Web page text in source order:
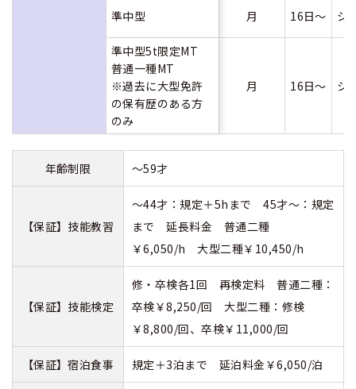
準中型 月 16日～ シ
準中型5t限定MT
普通一種MT
※過去に大型免許
の保有歴のある方
のみ
月 16日～ シ
年齢制限 ～59才
【保証】技能教習
～44才：規定＋5hまで 45才～：規定
まで 延長料金 普通二種
￥6,050/h 大型二種￥10,450/h
【保証】技能検定
修・卒検各1回 再検定料 普通二種：
卒検￥8,250/回 大型二種：修検
￥8,800/回、卒検￥11,000/回
【保証】宿泊食事 規定＋3泊まで 延泊料金￥6,050/泊